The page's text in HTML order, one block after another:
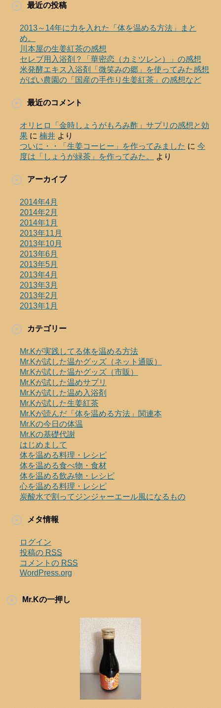
最近の投稿
2013～14年に力を入れた「体を温める方法」まと
め。
川本屋の生姜紅茶の感想
セレブ用入浴剤？「華密恋（カミツレン）」の感想
米発酵エキス入浴剤「微笑みの郷」を使ってみた感想
がばい農園の「国産の手作り生姜紅茶」の感想など
最近のコメント
オリヒロ「金時しょうがもろみ酢」サプリの感想と効
果 に 楠井 より
ついに・・「生姜コーヒー」を作ってみました に 今
度は「しょうが緑茶」を作ってみた。
より
アーカイブ
2014年4月
2014年2月
2014年1月
2013年11月
2013年10月
2013年6月
2013年5月
2013年4月
2013年3月
2013年2月
2013年1月
カテゴリー
Mr.Kが実践してる体を温める方法
Mr.Kが試した温かグッズ（ネット通販）
Mr.Kが試した温かグッズ（市販）
Mr.Kが試した温めサプリ
Mr.Kが試した温め入浴剤
Mr.Kが試した生姜紅茶
Mr.Kが読んだ「体を温める方法」関連本
Mr.Kの今日の体温
Mr.Kの基礎代謝
はじめまして
体を温める料理・レシピ
体を温める食べ物・食材
体を温める飲み物・レシピ
心を温める料理・レシピ
炭酸水で割ってジンジャーエール風になるもの
メタ情報
ログイン
投稿の RSS
コメントの RSS
WordPress.org
Mr.Kの一押し